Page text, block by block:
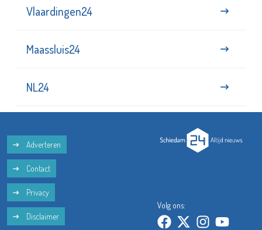
Vlaardingen24
Maassluis24
NL24
Adverteren
Contact
Privacy
Disclaimer
Volg ons: